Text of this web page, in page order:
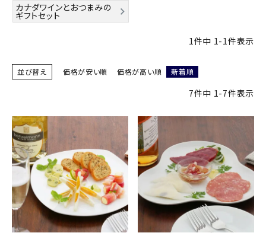
カナダワインとおつまみの
ギフトセット
1件中 1-1件表示
並び替え 価格が安い順 価格が高い順 新着順
7件中 1-7件表示